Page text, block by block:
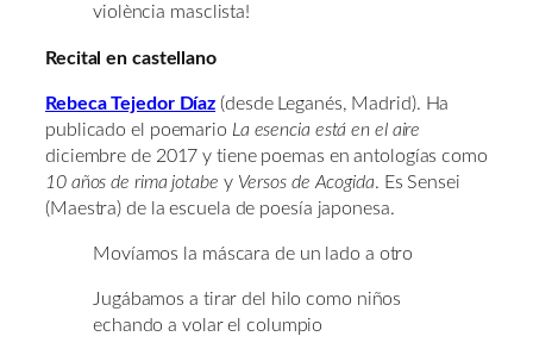
violència masclista!
Recital en castellano
Rebeca Tejedor Díaz (desde Leganés, Madrid). Ha
publicado el poemario La esencia está en el aire
diciembre de 2017 y tiene poemas en antologías como
10 años de rima jotabe y Versos de Acogida. Es Sensei
(Maestra) de la escuela de poesía japonesa.
Movíamos la máscara de un lado a otro
Jugábamos a tirar del hilo como niños
echando a volar el columpio